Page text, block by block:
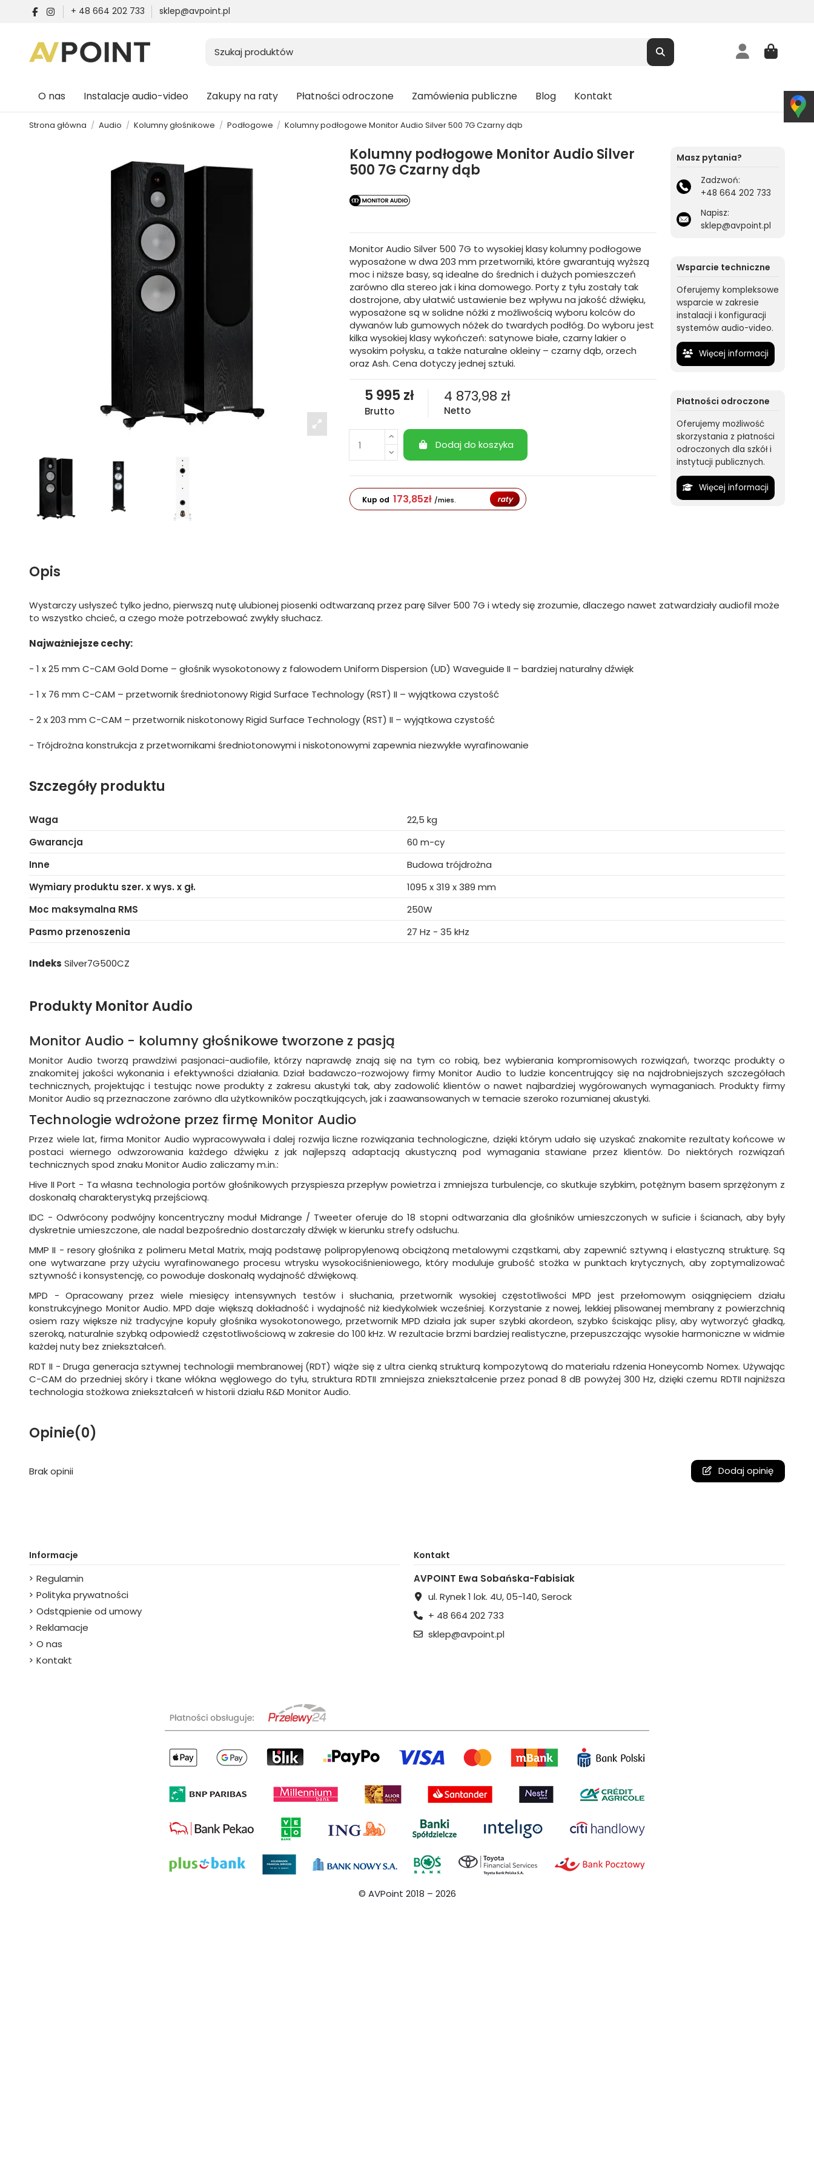
+ 48 664 202 733 sklep@avpoint.pl
O nas Instalacje audio-video Zakupy na raty Płatności odroczone Zamówienia publiczne Blog Kontakt
Strona główna Audio Kolumny głośnikowe Podłogowe Kolumny podłogowe Monitor Audio Silver 500 7G Czarny dąb
Kolumny podłogowe Monitor Audio Silver
500 7G Czarny dąb
Monitor Audio Silver 500 7G to wysokiej klasy kolumny podłogowe
wyposażone w dwa 203 mm przetworniki, które gwarantują wyższą
moc i niższe basy, są idealne do średnich i dużych pomieszczeń
zarówno dla stereo jak i kina domowego. Porty z tyłu zostały tak
dostrojone, aby ułatwić ustawienie bez wpływu na jakość dźwięku,
wyposażone są w solidne nóżki z możliwością wyboru kolców do
dywanów lub gumowych nóżek do twardych podłóg. Do wyboru jest
kilka wysokiej klasy wykończeń: satynowe białe, czarny lakier o
wysokim połysku, a także naturalne okleiny – czarny dąb, orzech
oraz Ash. Cena dotyczy jednej sztuki.
5 995 zł
Brutto
4 873,98 zł
Netto
Dodaj do koszyka
Kup od 173,85zł /mies. raty
Masz pytania?
Zadzwoń:
+48 664 202 733
Napisz:
sklep@avpoint.pl
Wsparcie techniczne
Oferujemy kompleksowe
wsparcie w zakresie
instalacji i konfiguracji
systemów audio-video.
Więcej informacji
Płatności odroczone
Oferujemy możliwość
skorzystania z płatności
odroczonych dla szkół i
instytucji publicznych.
Więcej informacji
Opis
Wystarczy usłyszeć tylko jedno, pierwszą nutę ulubionej piosenki odtwarzaną przez parę Silver 500 7G i wtedy się zrozumie, dlaczego nawet zatwardziały audiofil może
to wszystko chcieć, a czego może potrzebować zwykły słuchacz.
Najważniejsze cechy:
- 1 x 25 mm C-CAM Gold Dome – głośnik wysokotonowy z falowodem Uniform Dispersion (UD) Waveguide II – bardziej naturalny dźwięk
- 1 x 76 mm C-CAM – przetwornik średniotonowy Rigid Surface Technology (RST) II – wyjątkowa czystość
- 2 x 203 mm C-CAM – przetwornik niskotonowy Rigid Surface Technology (RST) II – wyjątkowa czystość
- Trójdrożna konstrukcja z przetwornikami średniotonowymi i niskotonowymi zapewnia niezwykłe wyrafinowanie
Szczegóły produktu
Waga
22,5 kg
Gwarancja
60 m-cy
Inne
Budowa trójdrożna
Wymiary produktu szer. x wys. x gł.
1095 x 319 x 389 mm
Moc maksymalna RMS
250W
Pasmo przenoszenia
27 Hz - 35 kHz
Indeks Silver7G500CZ
Produkty Monitor Audio
Monitor Audio - kolumny głośnikowe tworzone z pasją
Monitor Audio tworzą prawdziwi pasjonaci-audiofile, którzy naprawdę znają się na tym co robią, bez wybierania kompromisowych rozwiązań, tworząc produkty o
znakomitej jakości wykonania i efektywności działania. Dział badawczo-rozwojowy firmy Monitor Audio to ludzie koncentrujący się na najdrobniejszych szczegółach
technicznych, projektując i testując nowe produkty z zakresu akustyki tak, aby zadowolić klientów o nawet najbardziej wygórowanych wymaganiach. Produkty firmy
Monitor Audio są przeznaczone zarówno dla użytkowników początkujących, jak i zaawansowanych w temacie szeroko rozumianej akustyki.
Technologie wdrożone przez firmę Monitor Audio
Przez wiele lat, firma Monitor Audio wypracowywała i dalej rozwija liczne rozwiązania technologiczne, dzięki którym udało się uzyskać znakomite rezultaty końcowe w
postaci wiernego odwzorowania każdego dźwięku z jak najlepszą adaptacją akustyczną pod wymagania stawiane przez klientów. Do niektórych rozwiązań
technicznych spod znaku Monitor Audio zaliczamy m.in.:
Hive II Port - Ta własna technologia portów głośnikowych przyspiesza przepływ powietrza i zmniejsza turbulencje, co skutkuje szybkim, potężnym basem sprzężonym z
doskonałą charakterystyką przejściową.
IDC - Odwrócony podwójny koncentryczny moduł Midrange / Tweeter oferuje do 18 stopni odtwarzania dla głośników umieszczonych w suficie i ścianach, aby były
dyskretnie umieszczone, ale nadal bezpośrednio dostarczały dźwięk w kierunku strefy odsłuchu.
MMP II - resory głośnika z polimeru Metal Matrix, mają podstawę polipropylenową obciążoną metalowymi cząstkami, aby zapewnić sztywną i elastyczną strukturę. Są
one wytwarzane przy użyciu wyrafinowanego procesu wtrysku wysokociśnieniowego, który moduluje grubość stożka w punktach krytycznych, aby zoptymalizować
sztywność i konsystencję, co powoduje doskonałą wydajność dźwiękową.
MPD - Opracowany przez wiele miesięcy intensywnych testów i słuchania, przetwornik wysokiej częstotliwości MPD jest przełomowym osiągnięciem działu
konstrukcyjnego Monitor Audio. MPD daje większą dokładność i wydajność niż kiedykolwiek wcześniej. Korzystanie z nowej, lekkiej plisowanej membrany z powierzchnią
osiem razy większe niż tradycyjne kopuły głośnika wysokotonowego, przetwornik MPD działa jak super szybki akordeon, szybko ściskając plisy, aby wytworzyć gładką,
szeroką, naturalnie szybką odpowiedź częstotliwościową w zakresie do 100 kHz. W rezultacie brzmi bardziej realistyczne, przepuszczając wysokie harmoniczne w widmie
każdej nuty bez zniekształceń.
RDT II - Druga generacja sztywnej technologii membranowej (RDT) wiąże się z ultra cienką strukturą kompozytową do materiału rdzenia Honeycomb Nomex. Używając
C-CAM do przedniej skóry i tkane włókna węglowego do tyłu, struktura RDTII zmniejsza zniekształcenie przez ponad 8 dB powyżej 300 Hz, dzięki czemu RDTII najniższa
technologia stożkowa zniekształceń w historii działu R&D Monitor Audio.
Opinie(0)
Brak opinii Dodaj opinię
Informacje
Regulamin
Polityka prywatności
Odstąpienie od umowy
Reklamacje
O nas
Kontakt
Kontakt
AVPOINT Ewa Sobańska-Fabisiak
ul. Rynek 1 lok. 4U, 05-140, Serock
+ 48 664 202 733
sklep@avpoint.pl
© AVPoint 2018 – 2026